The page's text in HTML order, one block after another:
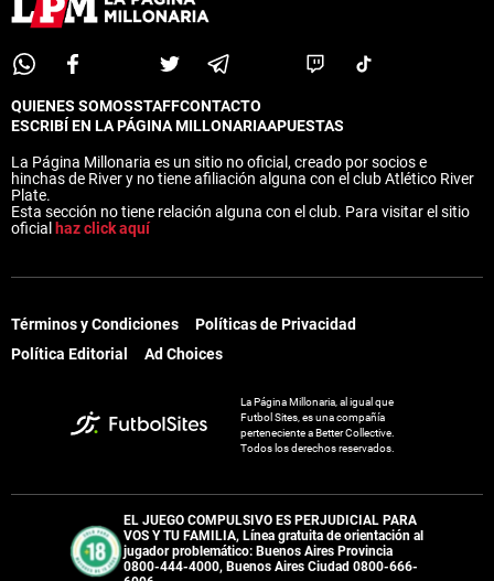
QUIENES SOMOSSTAFFCONTACTO
ESCRIBÍ EN LA PÁGINA MILLONARIAAPUESTAS
La Página Millonaria es un sitio no oficial, creado por socios e
hinchas de River y no tiene afiliación alguna con el club Atlético River
Plate.
Esta sección no tiene relación alguna con el club. Para visitar el sitio
oficial haz click aquí
Términos y Condiciones
Políticas de Privacidad
Política Editorial
Ad Choices
La Página Millonaria, al igual que
Futbol Sites, es una compañía
perteneciente a Better Collective.
Todos los derechos reservados.
EL JUEGO COMPULSIVO ES PERJUDICIAL PARA
VOS Y TU FAMILIA, Línea gratuita de orientación al
jugador problemático: Buenos Aires Provincia
0800-444-4000, Buenos Aires Ciudad 0800-666-